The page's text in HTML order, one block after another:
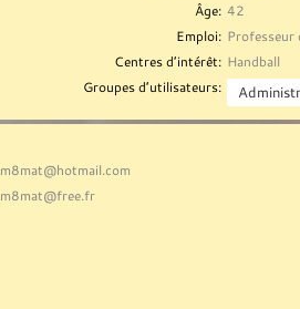
Âge: 42
Emploi: Professeur
Centres d’intérêt: Handball
Groupes d’utilisateurs:
m8mat@hotmail.com
m8mat@free.fr